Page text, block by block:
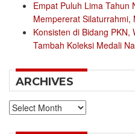
Empat Puluh Lima Tahun
Mempererat Silaturrahmi,
Konsisten di Bidang PKN,
Tambah Koleksi Medali
ARCHIVES
Archives